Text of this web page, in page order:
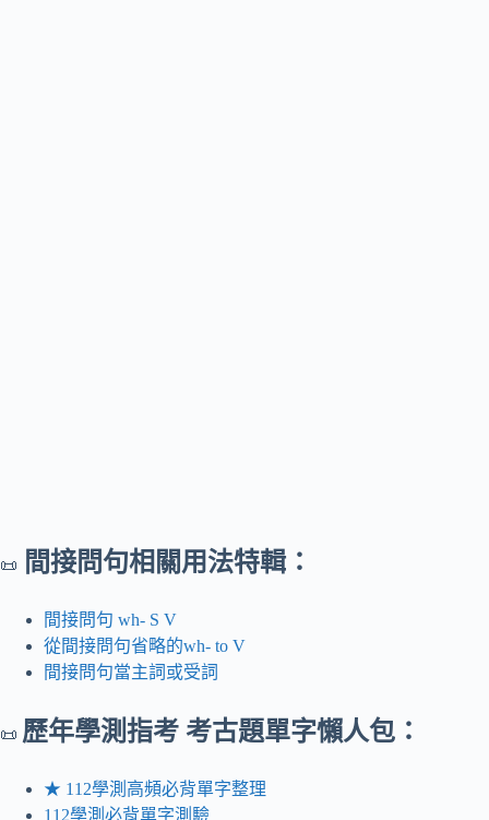
📜 間接問句相關用法特輯：
間接問句 wh- S V
從間接問句省略的wh- to V
間接問句當主詞或受詞
📜 歷年學測指考 考古題單字懶人包：
★ 112學測高頻必背單字整理
112學測必背單字測驗